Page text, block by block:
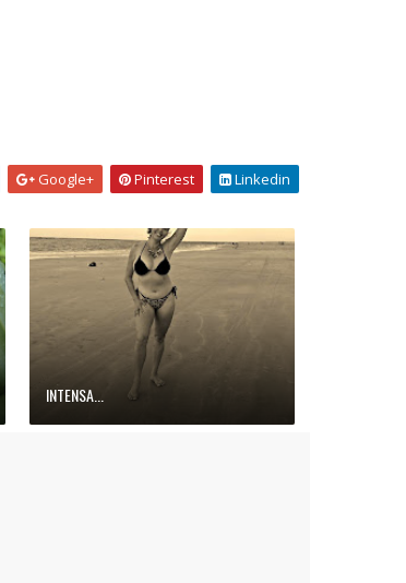
Google+ Pinterest Linkedin
INTENSA...